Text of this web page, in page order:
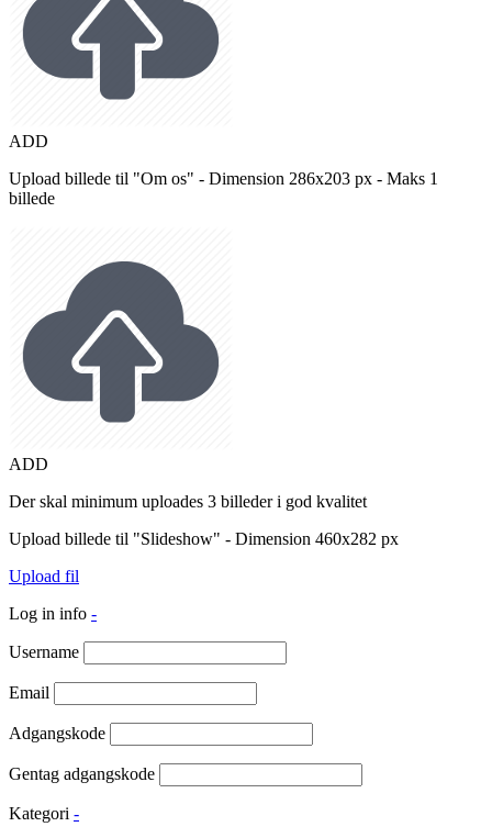
ADD
Upload billede til "Om os" - Dimension 286x203 px - Maks 1
billede
ADD
Der skal minimum uploades 3 billeder i god kvalitet
Upload billede til "Slideshow" - Dimension 460x282 px
Upload fil
Log in info -
Username
Email
Adgangskode
Gentag adgangskode
Kategori -